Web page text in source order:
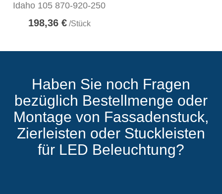
Idaho 105 870-920-250
198,36 €/Stück
Haben Sie noch Fragen
bezüglich Bestellmenge oder
Montage von Fassadenstuck,
Zierleisten oder Stuckleisten
für LED Beleuchtung?